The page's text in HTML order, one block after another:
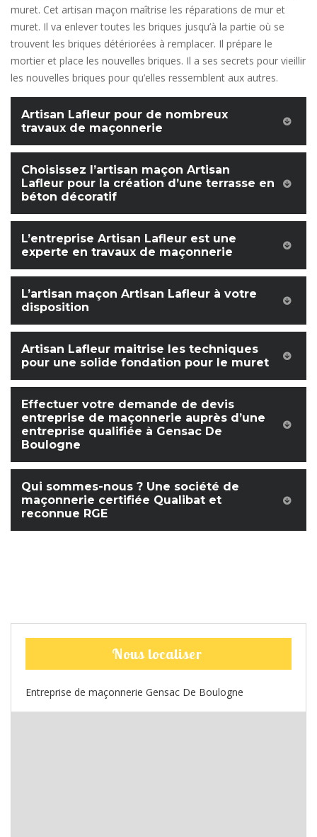
muret. Cet artisan maçon maîtrise les réparations de mur et
muret. Il va enlever toutes les briques jusqu’à la partie où se
trouvent les briques détériorées à remplacer. Il prépare le
mortier et place les nouvelles briques. Il a ses secrets pour vieillir
les nouvelles briques pour qu’elles ressemblent aux autres.
Artisan Lafleur pour de nombreux
travaux de maçonnerie
Choisissez l’artisan maçon Artisan
Lafleur pour la création d’une terrasse en
béton décoratif
L’entreprise Artisan Lafleur est une
experte en travaux de maçonnerie
L’artisan maçon Artisan Lafleur à votre
disposition
Artisan Lafleur maitrise les techniques
pour une solide fondation pour le muret
Effectuer votre demande de devis
entreprise de maçonnerie auprès d’une
entreprise qualifiée à Gensac De
Boulogne
Qui sommes-nous ? Une société de
maçonnerie certifiée Qualibat et
reconnue RGE
Nous localiser
Entreprise de maçonnerie Gensac De Boulogne